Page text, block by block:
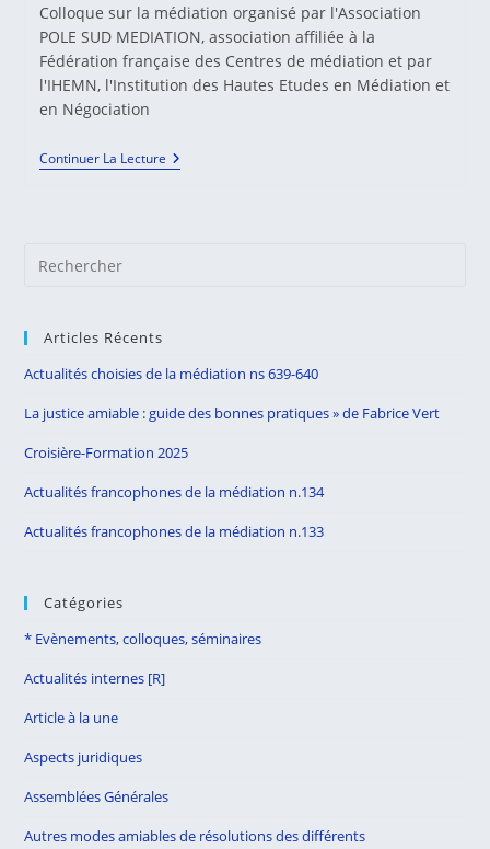
la
publication :
Colloque sur la médiation organisé par l'Association
POLE SUD MEDIATION, association affiliée à la
Fédération française des Centres de médiation et par
l'IHEMN, l'Institution des Hautes Etudes en Médiation et
en Négociation
Continuer La LectureMédiation
:
Médiation
Et
L’IHEMN
Articles Récents
Actualités choisies de la médiation ns 639-640
La justice amiable : guide des bonnes pratiques » de Fabrice Vert
Croisière-Formation 2025
Actualités francophones de la médiation n.134
Actualités francophones de la médiation n.133
Catégories
* Evènements, colloques, séminaires
Actualités internes [R]
Article à la une
Aspects juridiques
Assemblées Générales
Autres modes amiables de résolutions des différents